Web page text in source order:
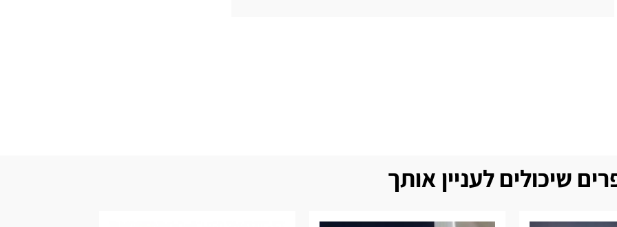
שיכולים לעניין אותך